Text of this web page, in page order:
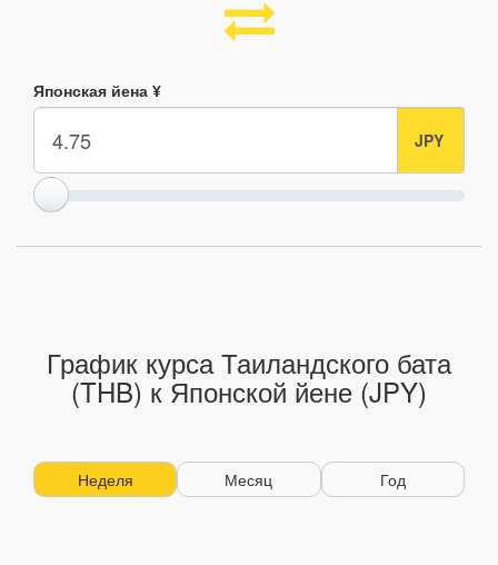
Японская йена ¥
График курса Таиландского бата
(THB) к Японской йене (JPY)
Неделя Месяц Год